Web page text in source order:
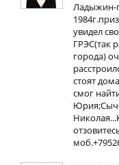
Ладыжин-
увидел
ГРЭС(так
города)
стоят
смог